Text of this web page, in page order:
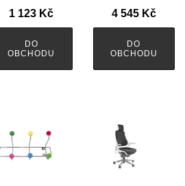
1 123 Kč
DO
OBCHODU
4 545 Kč
DO
OBCHODU